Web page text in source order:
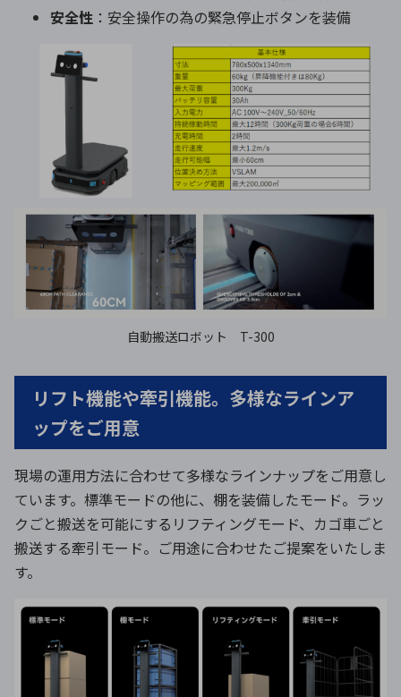
安全性 ：安全操作の為の緊急停止ボタンを装備
自動搬送ロボット T-300
リフト機能や牽引機能。多様なラインア
ップをご用意
現場の運用方法に合わせて多様なラインナップをご用意し
ています。標準モードの他に、棚を装備したモード。ラッ
クごと搬送を可能にするリフティングモード、カゴ車ごと
搬送する牽引モード。ご用途に合わせたご提案をいたしま
す。